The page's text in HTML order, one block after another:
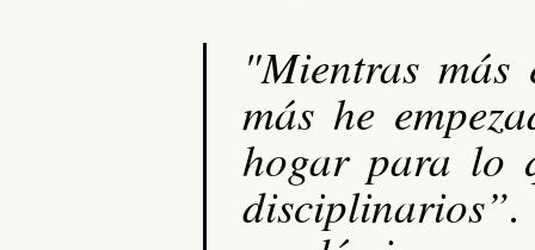
"Mientras más
más he
hogar para lo